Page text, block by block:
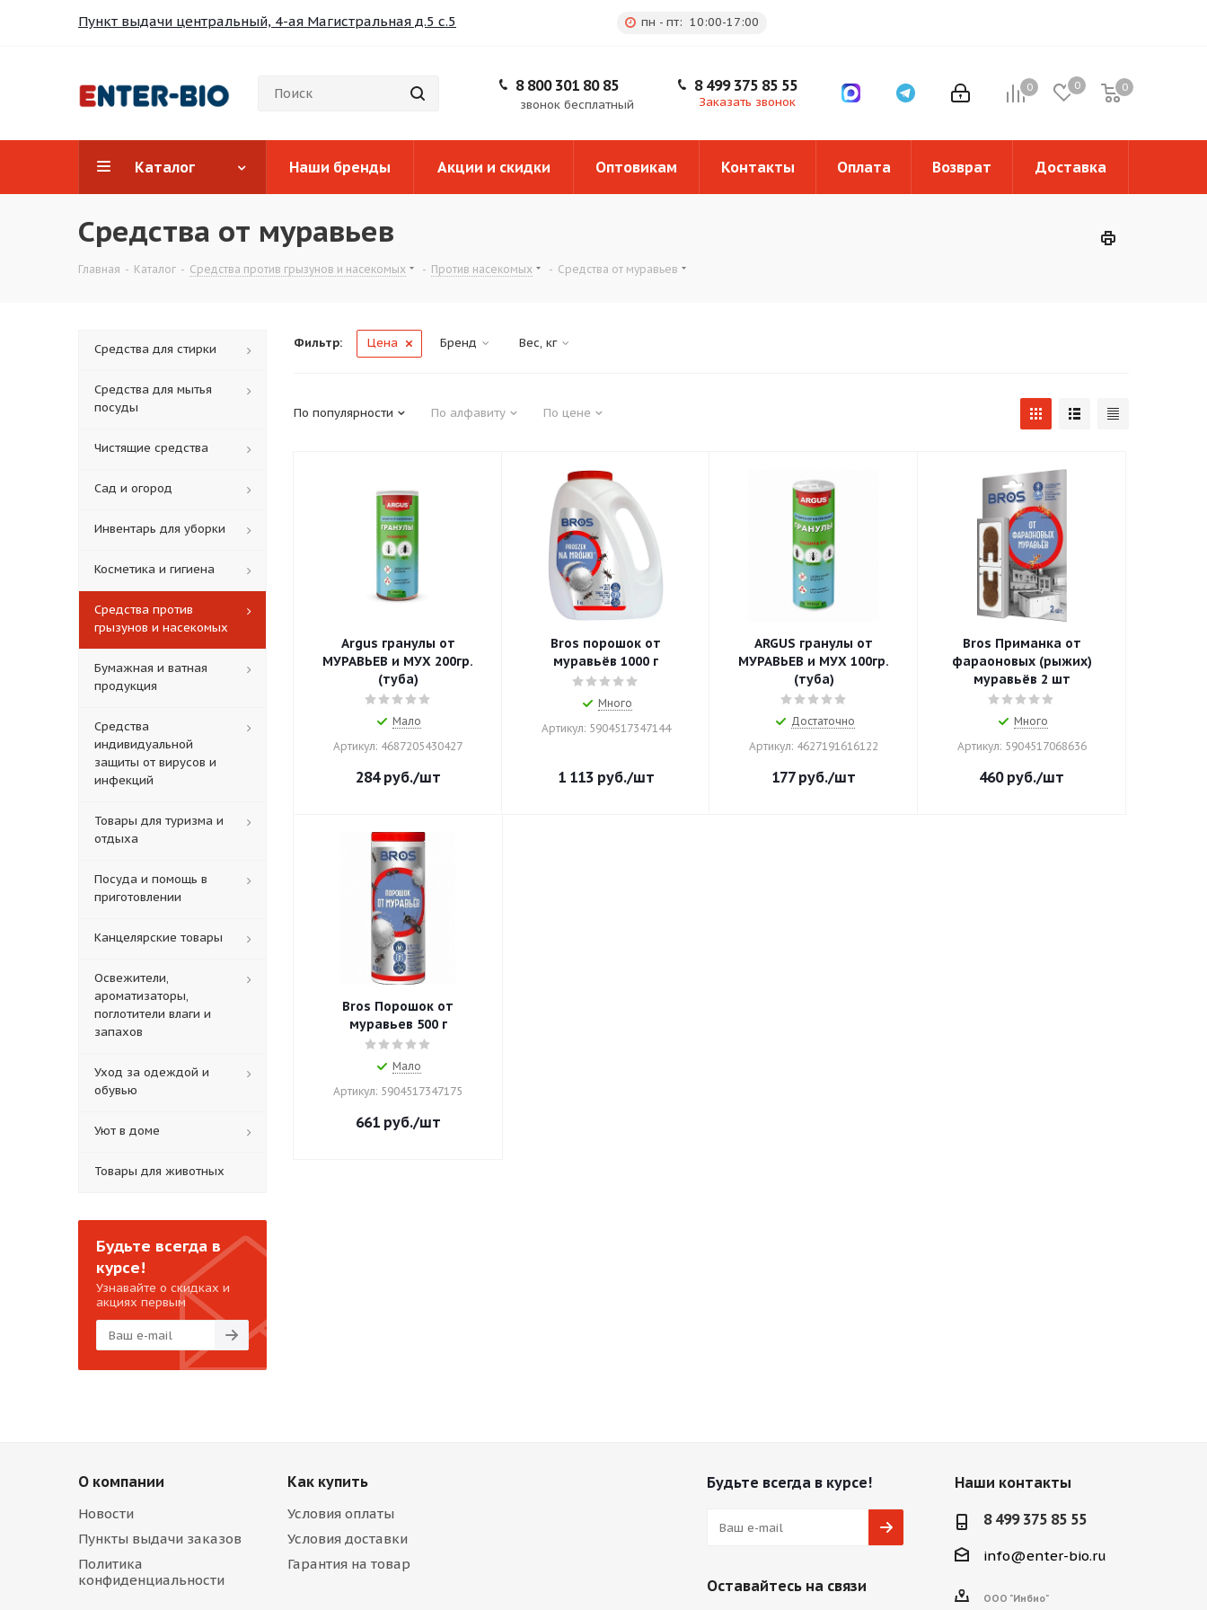
Пункт выдачи центральный, 4-ая Магистральная д.5 с.5 пн - пт: 10:00-17:00
0 0 0
0
8 800 301 80 85
звонок бесплатный
8 499 375 85 55
Заказать звонок
Каталог Наши бренды Акции и скидки Оптовикам Контакты Оплата Возврат Доставка
Средства от муравьев
Главная - Каталог - Средства против грызунов и насекомых - Против насекомых - Средства от муравьев
Фильтр: Цена Бренд Вес, кг
По популярности По алфавиту По цене
Argus гранулы от
МУРАВЬЕВ и МУХ 200гр.
(туба)
Мало
Артикул: 4687205430427
284руб./шт
Bros порошок от
муравьёв 1000 г
Много
Артикул: 5904517347144
1 113руб./шт
ARGUS гранулы от
МУРАВЬЕВ и МУХ 100гр.
(туба)
Достаточно
Артикул: 4627191616122
177руб./шт
Bros Приманка от
фараоновых (рыжих)
муравьёв 2 шт
Много
Артикул: 5904517068636
460руб./шт
Bros Порошок от
муравьев 500 г
Мало
Артикул: 5904517347175
661руб./шт
Средства для стирки
Средства для мытья
посуды
Чистящие средства
Сад и огород
Инвентарь для уборки
Косметика и гигиена
Средства против
грызунов и насекомых
Бумажная и ватная
продукция
Средства
индивидуальной
защиты от вирусов и
инфекций
Товары для туризма и
отдыха
Посуда и помощь в
приготовлении
Канцелярские товары
Освежители,
ароматизаторы,
поглотители влаги и
запахов
Уход за одеждой и
обувью
Уют в доме
Товары для животных
Будьте всегда в
курсе!
Узнавайте о скидках и
акциях первым
О компании
Новости
Пункты выдачи заказов
Политика
конфиденциальности
Как купить
Условия оплаты
Условия доставки
Гарантия на товар
Будьте всегда в курсе!
Оставайтесь на связи
Наши контакты
8 499 375 85 55
info@enter-bio.ru
ООО "Инбио"